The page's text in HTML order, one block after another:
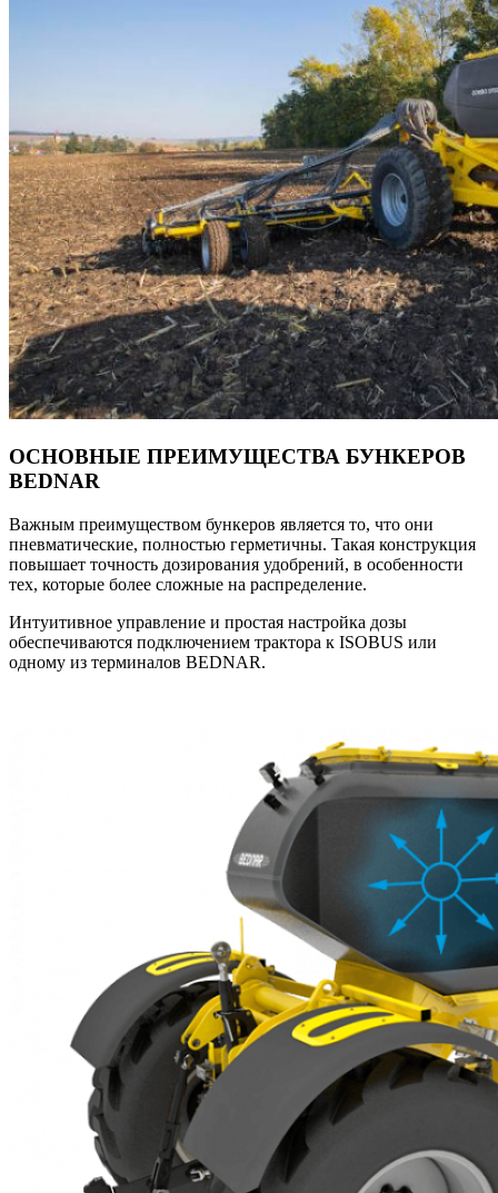
ОСНОВНЫЕ ПРЕИМУЩЕСТВА БУНКЕРОВ
BEDNAR
Важным преимуществом бункеров является то, что они
пневматические, полностью герметичны. Такая конструкция
повышает точность дозирования удобрений, в особенности
тех, которые более сложные на распределение.
Интуитивное управление и простая настройка дозы
обеспечиваются подключением трактора к ISOBUS или
одному из терминалов BEDNAR.